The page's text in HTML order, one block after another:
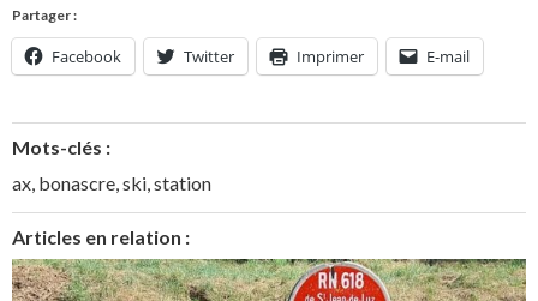
Partager :
Facebook Twitter Imprimer E-mail
Mots-clés :
ax bonascre ski station
Articles en relation :